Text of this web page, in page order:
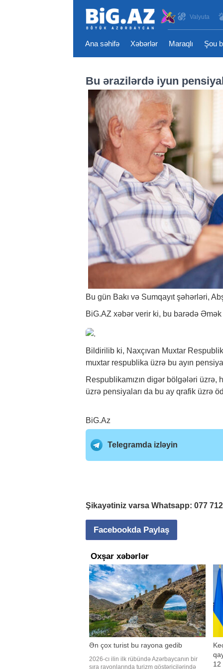
Valyuta
Ana səhifə Xəbərlər Maraqlı Şou
Bu ərazilərdə iyun
Bu gün Bakı və Sumqayıt şəhərləri,
BiG.AZ xəbər verir ki, bu barədə
Bildirilib ki, Naxçıvan Muxtar
muxtar respublika üzrə bu ayın
Respublikamızın digər bölgələri
üzrə pensiyaları da bu ay qrafik üzrə
BiG.Az
Telegramda izləyin
Şikayətiniz varsa Whatsapp: 077
Facebookda Paylaş
Oxşar xəbərlər
Ən çox turist bu rayona gedib
2026-cı ilin ilk rübündə Azərbaycanın bir
sıra rayonlarında turizm göstəricilərində
12